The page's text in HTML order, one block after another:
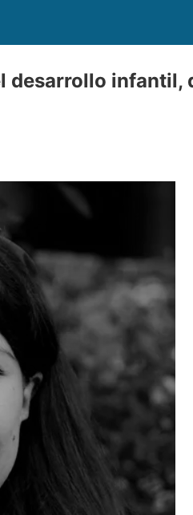
desarrollo infantil,